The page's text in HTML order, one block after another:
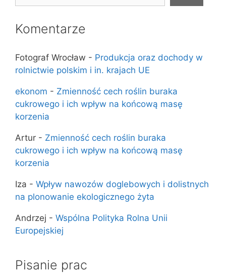
Komentarze
Fotograf Wrocław - Produkcja oraz dochody w
rolnictwie polskim i in. krajach UE
ekonom - Zmienność cech roślin buraka
cukrowego i ich wpływ na końcową masę
korzenia
Artur - Zmienność cech roślin buraka
cukrowego i ich wpływ na końcową masę
korzenia
Iza - Wpływ nawozów doglebowych i dolistnych
na plonowanie ekologicznego żyta
Andrzej - Wspólna Polityka Rolna Unii
Europejskiej
Pisanie prac